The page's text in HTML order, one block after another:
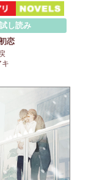
試し読み
恋